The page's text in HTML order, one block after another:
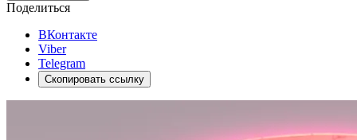
Поделиться
ВКонтакте
Viber
Telegram
Скопировать ссылку